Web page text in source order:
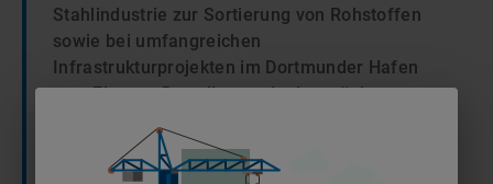
Stahlindustrie zur Sortierung von Rohstoffen
sowie bei umfangreichen
Infrastrukturprojekten im Dortmunder Hafen
zum Einsatz. Dort dienen sie der präzisen
Recyclingmaterialien, um logistische Abläufe
zu optimieren und Baustoffe direkt vor Ort